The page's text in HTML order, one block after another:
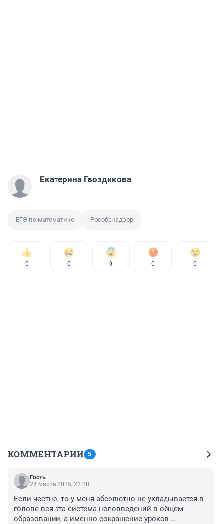
Екатерина Гвоздикова
ЕГЭ по математике Рособрнадзор
0 0 0 0 0
КОММЕНТАРИИ 5
Гость
28 марта 2015, 22:28
Если честно, то у меня абсолютно не укладывается в
голове вся эта система нововведений в общем
образовании, а именно сокращение уроков